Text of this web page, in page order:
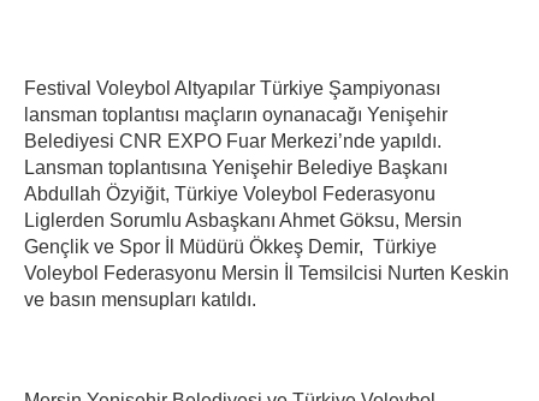
Festival Voleybol Altyapılar Türkiye Şampiyonası
lansman toplantısı maçların oynanacağı Yenişehir
Belediyesi CNR EXPO Fuar Merkezi’nde yapıldı.
Lansman toplantısına Yenişehir Belediye Başkanı
Abdullah Özyiğit, Türkiye Voleybol Federasyonu
Liglerden Sorumlu Asbaşkanı Ahmet Göksu, Mersin
Gençlik ve Spor İl Müdürü Ökkeş Demir, Türkiye
Voleybol Federasyonu Mersin İl Temsilcisi Nurten Keskin
ve basın mensupları katıldı.